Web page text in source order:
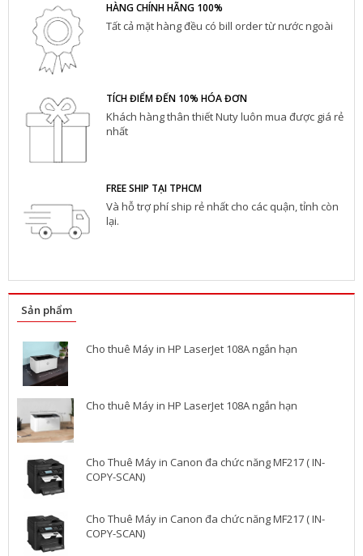
HÀNG CHÍNH HÃNG 100%
Tất cả mặt hàng đều có bill order từ nước ngoài
TÍCH ĐIỂM ĐẾN 10% HÓA ĐƠN
Khách hàng thân thiết Nuty luôn mua được giá rẻ
nhất
FREE SHIP TẠI TPHCM
Và hỗ trợ phí ship rẻ nhất cho các quận, tỉnh còn
lại.
Sản phẩm
Cho thuê Máy in HP LaserJet 108A ngắn hạn
Cho thuê Máy in HP LaserJet 108A ngắn hạn
Cho Thuê Máy in Canon đa chức năng MF217 ( IN-
COPY-SCAN)
Cho Thuê Máy in Canon đa chức năng MF217 ( IN-
COPY-SCAN)